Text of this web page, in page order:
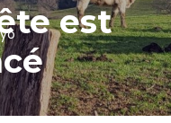
est